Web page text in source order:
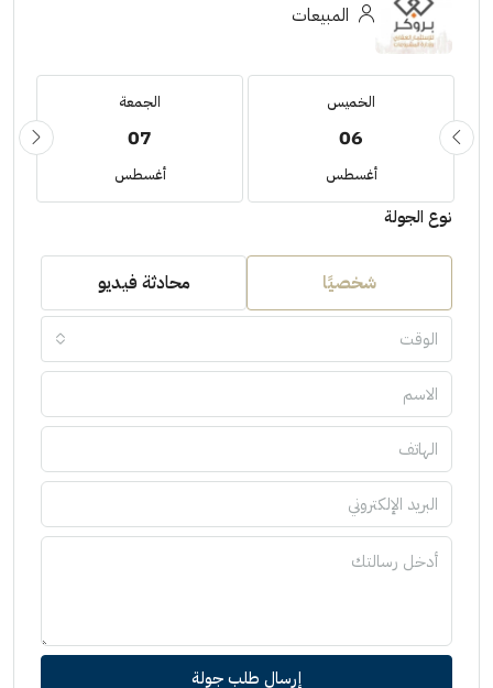
المبيعات
الخميس
06
أغسطس
الجمعة
07
أغسطس
نوع الجولة
شخصيًا محادثة فيديو
الوقت
إرسال طلب جولة